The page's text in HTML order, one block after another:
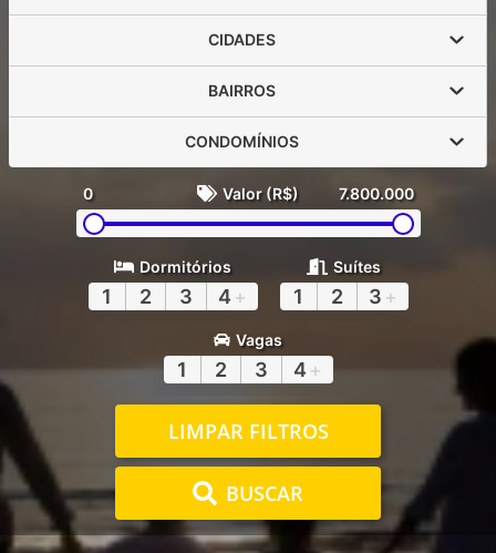
CIDADES
BAIRROS
CONDOMÍNIOS
0 Valor (R$) 7.800.000
Dormitórios
1 2 3 4 +
Suítes
1 2 3 +
Vagas
1 2 3 4 +
LIMPAR FILTROS
BUSCAR